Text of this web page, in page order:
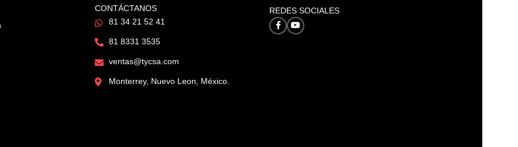
CONTÁCTANOS
81 34 21 52 41
81 8331 3535
ventas@tycsa.com
Monterrey, Nuevo Leon, México.
REDES SOCIALES